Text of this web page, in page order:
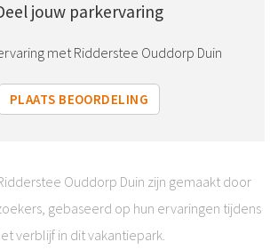
jouw parkervaring
met Ridderstee Ouddorp Duin
PLAATS BEOORDELING
Ouddorp Duin zijn gemaakt door
gebaseerd op hun ervaringen tijdens
verblijf in dit vakantiepark.